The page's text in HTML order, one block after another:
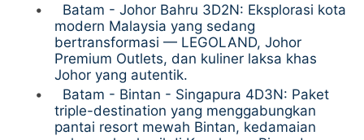
•
Batam - Johor Bahru 3D2N: Eksplorasi kota
modern Malaysia yang sedang
bertransformasi — LEGOLAND, Johor
Premium Outlets, dan kuliner laksa khas
Johor yang autentik.
•
Batam - Bintan - Singapura 4D3N: Paket
triple-destination yang menggabungkan
pantai resort mewah Bintan, kedamaian